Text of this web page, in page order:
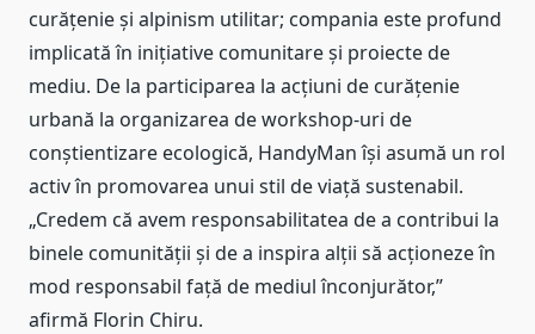
curățenie și alpinism utilitar; compania este profund
implicată în inițiative comunitare și proiecte de
mediu. De la participarea la acțiuni de curățenie
urbană la organizarea de workshop-uri de
conștientizare ecologică, HandyMan își asumă un rol
activ în promovarea unui stil de viață sustenabil.
„Credem că avem responsabilitatea de a contribui la
binele comunității și de a inspira alții să acționeze în
mod responsabil față de mediul înconjurător,”
afirmă Florin Chiru.